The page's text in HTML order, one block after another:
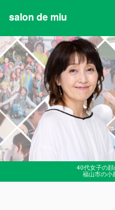
40代女子の
福山市の小
salon de miu